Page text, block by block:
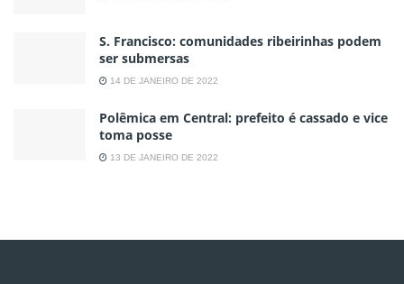
S. Francisco: comunidades ribeirinhas podem
ser submersas
14 DE JANEIRO DE 2022
Polêmica em Central: prefeito é cassado e vice
toma posse
13 DE JANEIRO DE 2022